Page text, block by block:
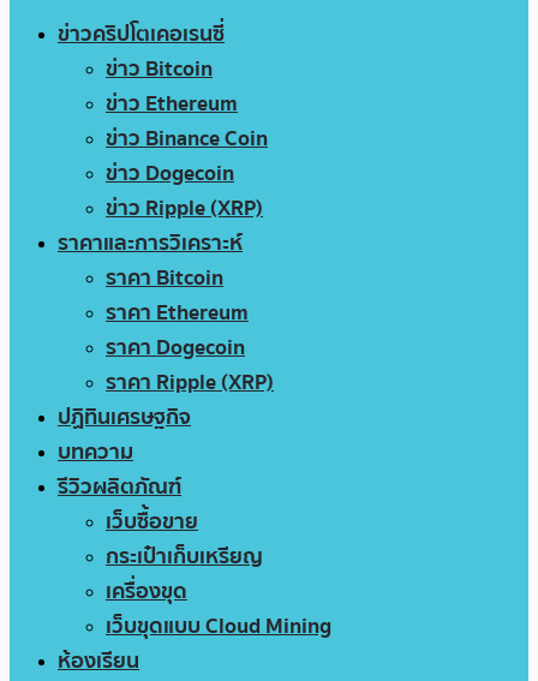
ข่าวคริปโตเคอเรนซี่
ข่าว Bitcoin
ข่าว Ethereum
ข่าว Binance Coin
ข่าว Dogecoin
ข่าว Ripple (XRP)
ราคาและการวิเคราะห์
ราคา Bitcoin
ราคา Ethereum
ราคา Dogecoin
ราคา Ripple (XRP)
ปฏิทินเศรษฐกิจ
บทความ
รีวิวผลิตภัณฑ์
เว็บซื้อขาย
กระเป๋าเก็บเหรียญ
เครื่องขุด
เว็บขุดแบบ Cloud Mining
ห้องเรียน